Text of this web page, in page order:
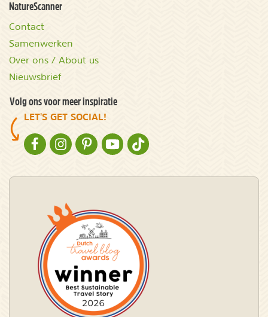
NatureScanner
Contact
Samenwerken
Over ons / About us
Nieuwsbrief
Volg ons voor meer inspiratie
LET'S GET SOCIAL!
NATURESCANNER OP FACEBOOK
NATURESCANNER OP INSTAGRAM
NATURESCANNER OP PINTEREST
NATURESCANNER OP YOUTUBE
NATURESCANNER OP TIKTOK